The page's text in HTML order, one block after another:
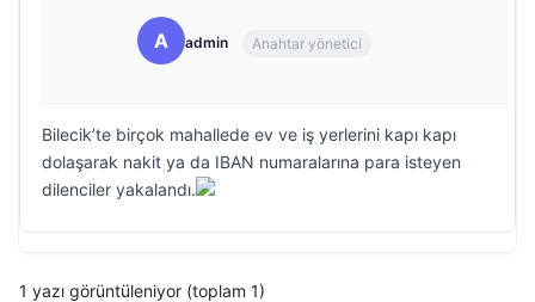
A admin Anahtar yönetici
Bilecik’te birçok mahallede ev ve iş yerlerini kapı kapı
dolaşarak nakit ya da IBAN numaralarına para isteyen
dilenciler yakalandı.
1 yazı görüntüleniyor (toplam 1)